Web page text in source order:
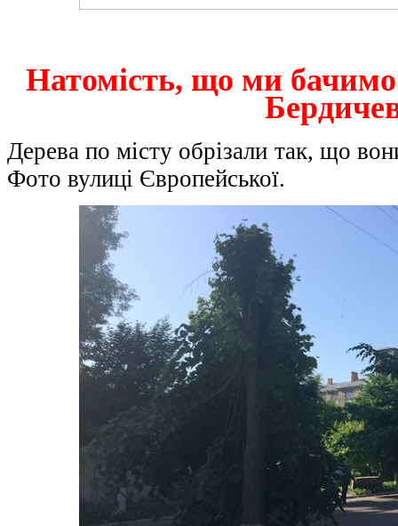
Натомість, що ми
Дерева по місту обрізали так, що
Фото вулиці Європейської.